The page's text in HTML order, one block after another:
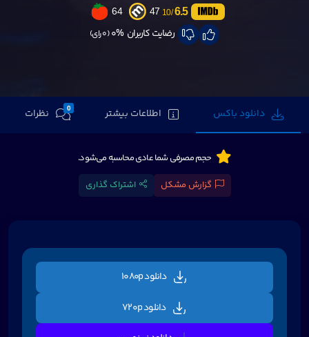
6.5
/10
47
64
رضایت کاربران 0% (0 رای)
دانلود باکس اطلاعات بیشتر 0 نظرات
حجم مصرفی شما عادی محاسبه می‌شود.
گزارش مشکل
اشتراک گذاری
دانلود 1080p
دانلود 720p